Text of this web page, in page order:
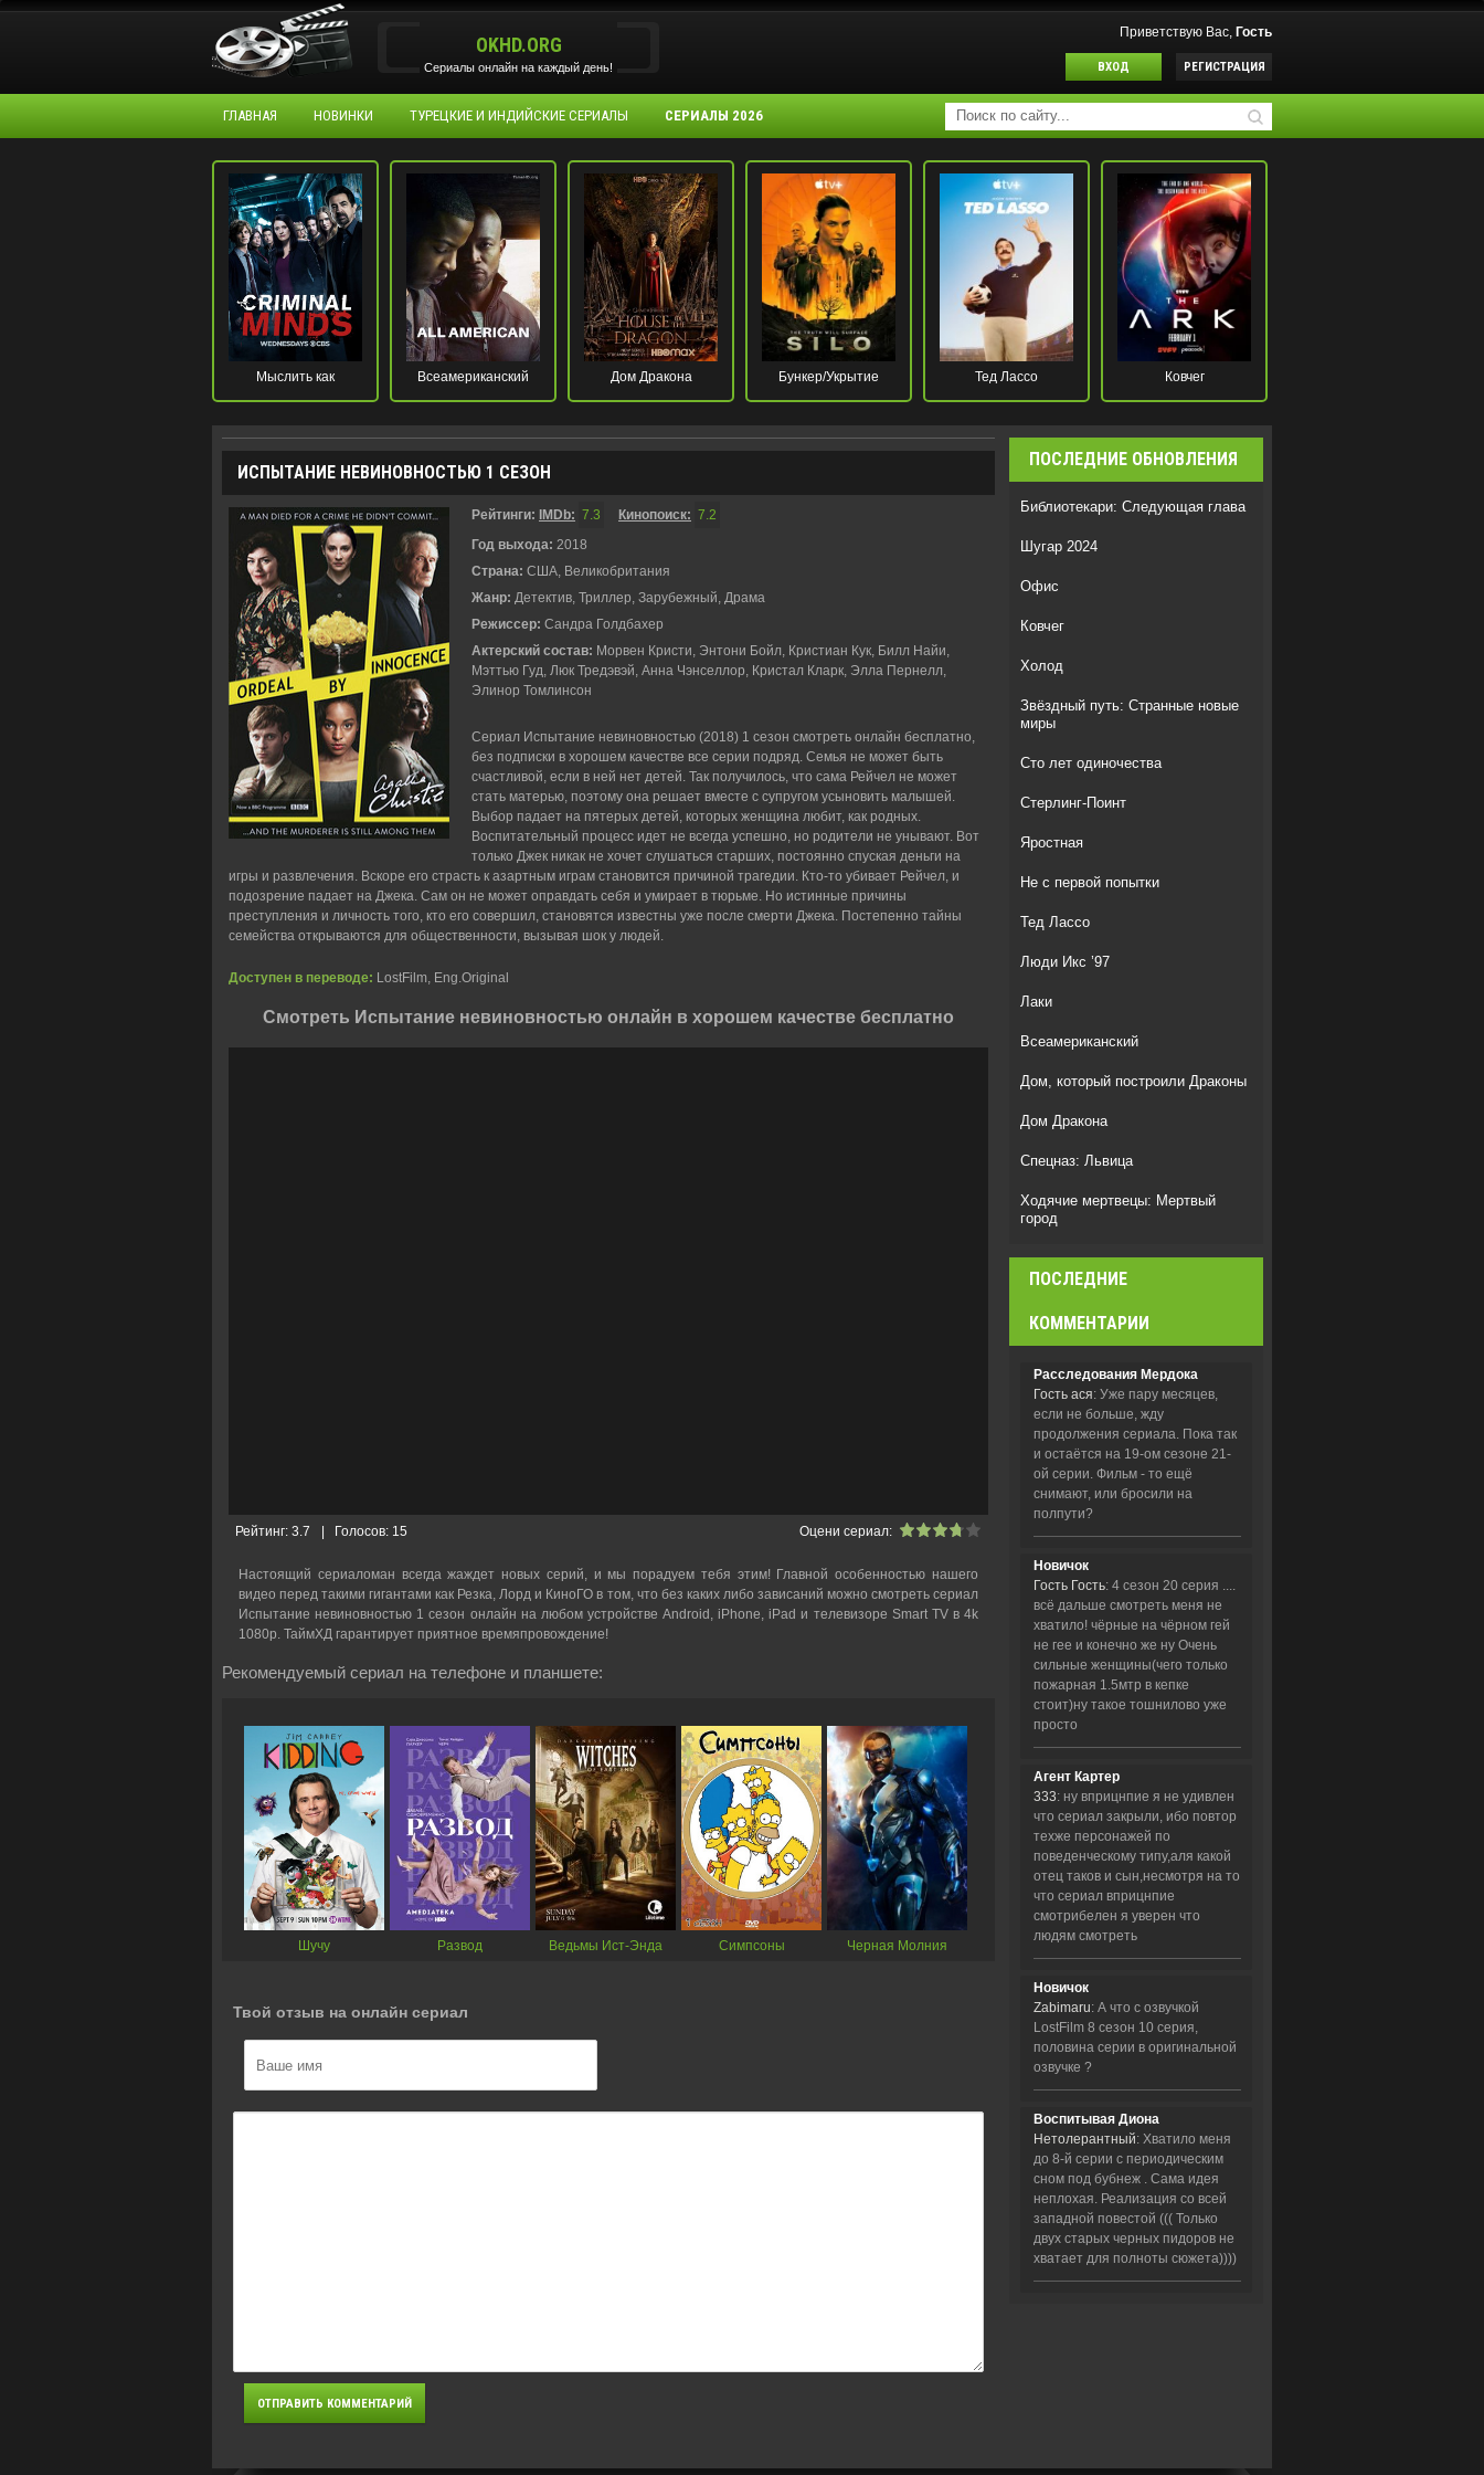
OKHD.ORG
Сериалы онлайн на каждый день!
Приветствую Вас, Гость
ВХОД РЕГИСТРАЦИЯ
ГЛАВНАЯ НОВИНКИ ТУРЕЦКИЕ И ИНДИЙСКИЕ СЕРИАЛЫ СЕРИАЛЫ 2026
Мыслить как
преступник
Всеамериканский Дом Дракона Бункер/Укрытие Тед Лассо Ковчег
ИСПЫТАНИЕ НЕВИНОВНОСТЬЮ 1 СЕЗОН
Рейтинги: IMDb: 7.3 Кинопоиск: 7.2
Год выхода: 2018
Страна: США, Великобритания
Жанр: Детектив, Триллер, Зарубежный, Драма
Режиссер: Сандра Голдбахер
Актерский состав: Морвен Кристи, Энтони Бойл, Кристиан Кук, Билл Найи,
Мэттью Гуд, Люк Тредэвэй, Анна Чэнселлор, Кристал Кларк, Элла Пернелл,
Элинор Томлинсон
Сериал Испытание невиновностью (2018) 1 сезон смотреть онлайн бесплатно,
без подписки в хорошем качестве все серии подряд. Семья не может быть
счастливой, если в ней нет детей. Так получилось, что сама Рейчел не может
стать матерью, поэтому она решает вместе с супругом усыновить малышей.
Выбор падает на пятерых детей, которых женщина любит, как родных.
Воспитательный процесс идет не всегда успешно, но родители не унывают. Вот
только Джек никак не хочет слушаться старших, постоянно спуская деньги на
игры и развлечения. Вскоре его страсть к азартным играм становится причиной трагедии. Кто-то убивает Рейчел, и
подозрение падает на Джека. Сам он не может оправдать себя и умирает в тюрьме. Но истинные причины
преступления и личность того, кто его совершил, становятся известны уже после смерти Джека. Постепенно тайны
семейства открываются для общественности, вызывая шок у людей.
Доступен в переводе: LostFilm, Eng.Original
Смотреть Испытание невиновностью онлайн в хорошем качестве бесплатно
Оцени сериал:
Рейтинг: 3.7 Голосов: 15
Настоящий сериаломан всегда жаждет новых серий, и мы порадуем тебя этим! Главной особенностью нашего
видео перед такими гигантами как Резка, Лорд и КиноГО в том, что без каких либо зависаний можно смотреть cериал
Испытание невиновностью 1 сезон онлайн на любом устройстве Android, iPhone, iPad и телевизоре Smart TV в 4k
1080p. ТаймХД гарантирует приятное времяпровождение!
Рекомендуемый сериал на телефоне и планшете:
Шучу Развод Ведьмы Ист-Энда Симпсоны Черная Молния
Твой отзыв на онлайн сериал
ПОСЛЕДНИЕ ОБНОВЛЕНИЯ
Библиотекари: Следующая глава
Шугар 2024
Офис
Ковчег
Холод
Звёздный путь: Странные новые
миры
Сто лет одиночества
Стерлинг-Поинт
Яростная
Не с первой попытки
Тед Лассо
Люди Икс ’97
Лаки
Всеамериканский
Дом, который построили Драконы
Дом Дракона
Спецназ: Львица
Ходячие мертвецы: Мертвый
город
Вестис
ПОСЛЕДНИЕ
КОММЕНТАРИИ
Расследования Мердока
Гость ася: Уже пару месяцев,
если не больше, жду
продолжения сериала. Пока так
и остаётся на 19-ом сезоне 21-
ой серии. Фильм - то ещё
снимают, или бросили на
полпути?
Новичок
Гость Гость: 4 сезон 20 серия ....
всё дальше смотреть меня не
хватило! чёрные на чёрном гей
не гее и конечно же ну Очень
сильные женщины(чего только
пожарная 1.5мтр в кепке
стоит)ну такое тошнилово уже
просто
Агент Картер
333: ну вприцнпие я не удивлен
что сериал закрыли, ибо повтор
техже персонажей по
поведенческому типу,аля какой
отец таков и сын,несмотря на то
что сериал вприцнпие
смотрибелен я уверен что
людям смотреть
Новичок
Zabimaru: А что с озвучкой
LostFilm 8 сезон 10 серия,
половина серии в оригинальной
озвучке ?
Воспитывая Диона
Нетолерантный: Хватило меня
до 8-й серии с периодическим
сном под бубнеж . Сама идея
неплохая. Реализация со всей
западной повестой ((( Только
двух старых черных пидоров не
хватает для полноты сюжета))))